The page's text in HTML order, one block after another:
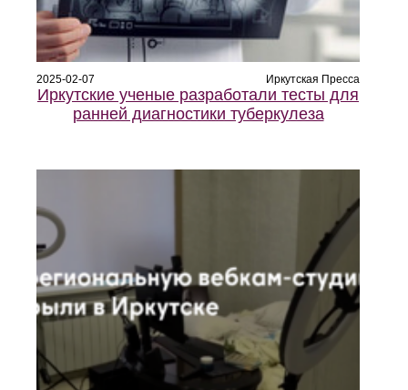
2025-02-07 Иркутская Пресса
Иркутские ученые разработали тесты для
ранней диагностики туберкулеза